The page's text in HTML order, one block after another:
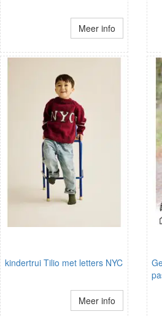
Meer info
kindertrui Tilio met letters NYC
Meer info